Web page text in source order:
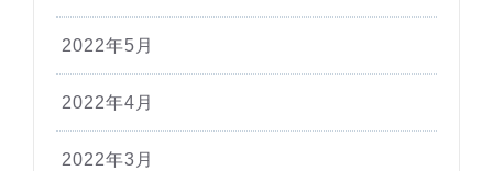
2022年5月
2022年4月
2022年3月